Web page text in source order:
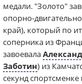
медали. "Золото"
опорно-
край), который по
соперника из
завоевала
Заботин) из
секунд